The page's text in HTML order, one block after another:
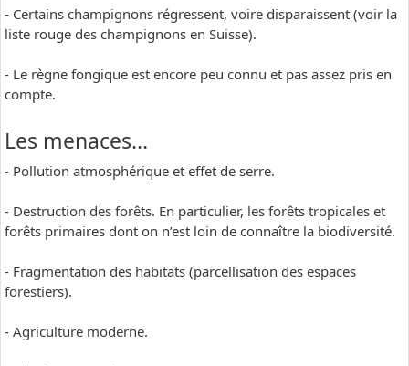
- Certains champignons régressent, voire disparaissent (voir la
liste rouge des champignons en Suisse).
- Le règne fongique est encore peu connu et pas assez pris en
compte.
Les menaces…
- Pollution atmosphérique et effet de serre.
- Destruction des forêts. En particulier, les forêts tropicales et
forêts primaires dont on n’est loin de connaître la biodiversité.
- Fragmentation des habitats (parcellisation des espaces
forestiers).
- Agriculture moderne.